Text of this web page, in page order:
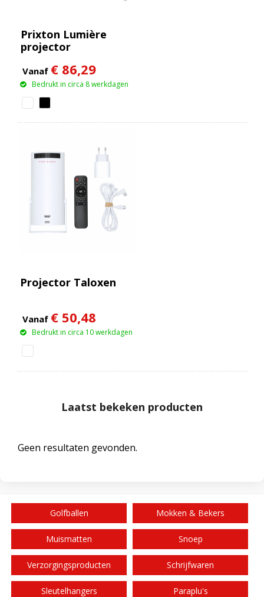
Prixton Lumière
projector
Vanaf € 86,29
Bedrukt in circa 8 werkdagen
Projector Taloxen
Vanaf € 50,48
Bedrukt in circa 10 werkdagen
Laatst bekeken producten
Geen resultaten gevonden.
Golfballen Mokken & Bekers
Muismatten Snoep
Verzorgingsproducten Schrijfwaren
Sleutelhangers Paraplu's